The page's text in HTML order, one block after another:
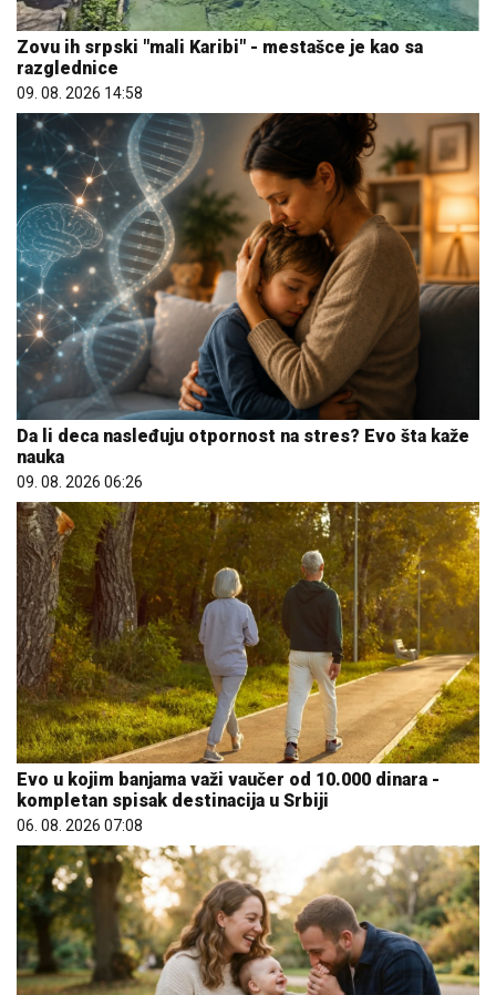
Zovu ih srpski "mali Karibi" - mestašce je kao sa
razglednice
09. 08. 2026 14:58
Da li deca nasleđuju otpornost na stres? Evo šta kaže
nauka
09. 08. 2026 06:26
Evo u kojim banjama važi vaučer od 10.000 dinara -
kompletan spisak destinacija u Srbiji
06. 08. 2026 07:08